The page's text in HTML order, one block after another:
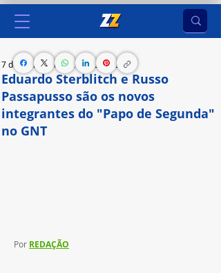
Eduardo Sterblitch e Russo
Passapusso são os novos
integrantes do "Papo de Segunda"
no GNT
7 de abr. de 2024 2 min de leitura
Por REDAÇÃO